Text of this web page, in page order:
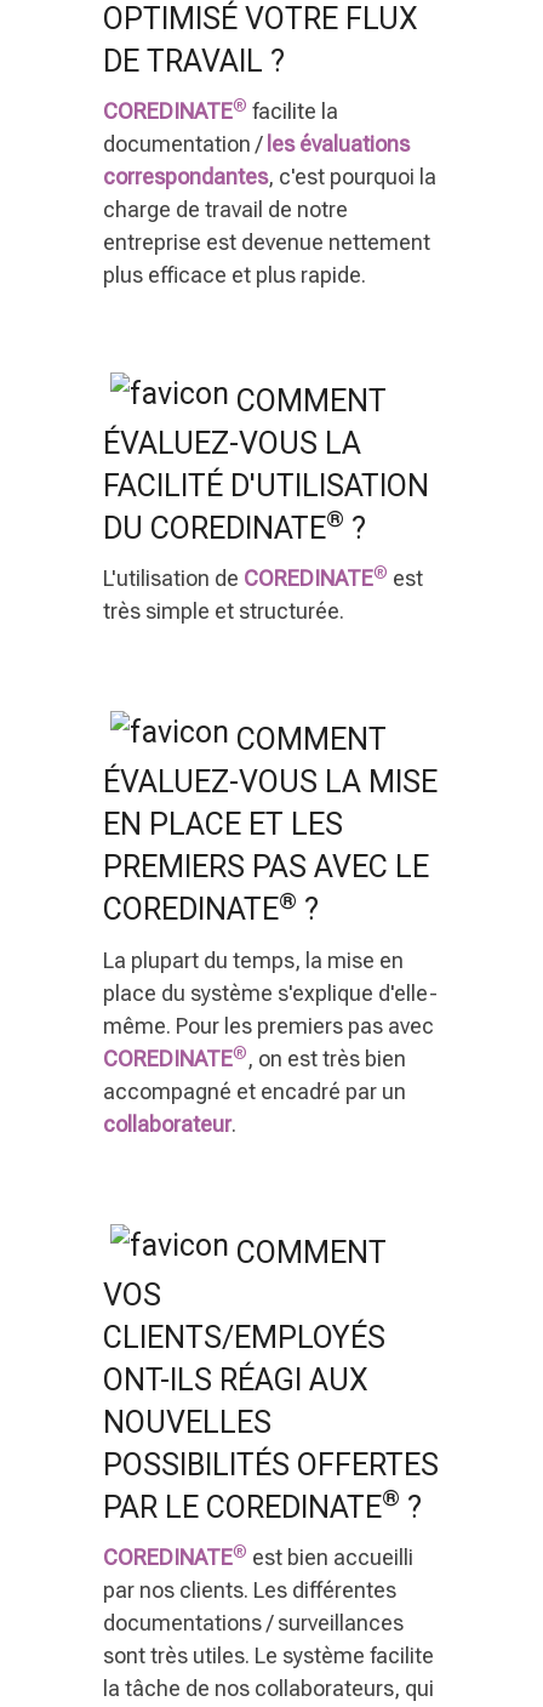
OPTIMISÉ VOTRE FLUX
DE TRAVAIL ?
COREDINATE® facilite la
documentation / les évaluations
correspondantes, c'est pourquoi la
charge de travail de notre
entreprise est devenue nettement
plus efficace et plus rapide.
COMMENT
ÉVALUEZ-VOUS LA
FACILITÉ D'UTILISATION
DU COREDINATE® ?
L'utilisation de COREDINATE® est
très simple et structurée.
COMMENT
ÉVALUEZ-VOUS LA MISE
EN PLACE ET LES
PREMIERS PAS AVEC LE
COREDINATE® ?
La plupart du temps, la mise en
place du système s'explique d'elle-
même. Pour les premiers pas avec
COREDINATE®, on est très bien
accompagné et encadré par un
collaborateur.
COMMENT
VOS
CLIENTS/EMPLOYÉS
ONT-ILS RÉAGI AUX
NOUVELLES
POSSIBILITÉS OFFERTES
PAR LE COREDINATE® ?
COREDINATE® est bien accueilli
par nos clients. Les différentes
documentations / surveillances
sont très utiles. Le système facilite
la tâche de nos collaborateurs, qui